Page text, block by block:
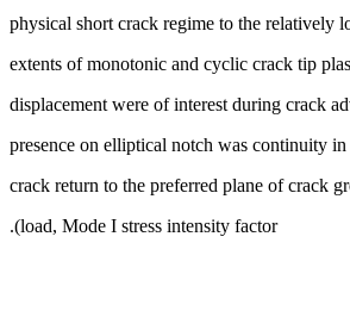
physical short crack regime to the relatively
extents of monotonic and cyclic crack tip
displacement were of interest during crack
presence on elliptical notch was continuity
crack return to the preferred plane of crack
load, Mode I stress intensity factor).